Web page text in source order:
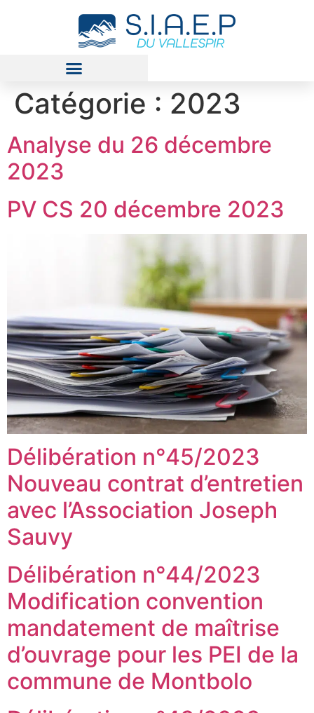
Catégorie : 2023
Analyse du 26 décembre
2023
PV CS 20 décembre 2023
Délibération n°45/2023
Nouveau contrat d’entretien
avec l’Association Joseph
Sauvy
Délibération n°44/2023
Modification convention
mandatement de maîtrise
d’ouvrage pour les PEI de la
commune de Montbolo